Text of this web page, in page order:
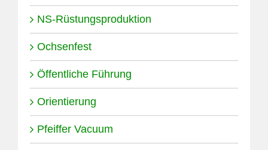
NS-Rüstungsproduktion
Ochsenfest
Öffentliche Führung
Orientierung
Pfeiffer Vacuum